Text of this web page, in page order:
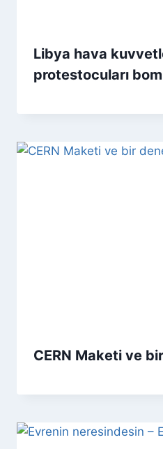
Libya hava
protestocuları
CERN Maketi ve